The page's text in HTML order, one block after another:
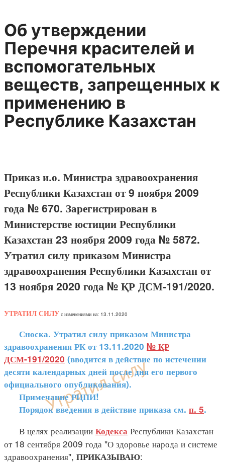
Об утверждении
Перечня красителей и
вспомогательных
веществ, запрещенных к
применению в
Республике Казахстан
Приказ и.о. Министра здравоохранения
Республики Казахстан от 9 ноября 2009
года № 670. Зарегистрирован в
Министерстве юстиции Республики
Казахстан 23 ноября 2009 года № 5872.
Утратил силу приказом Министра
здравоохранения Республики Казахстан от
13 ноября 2020 года № ҚР ДСМ-191/2020.
УТРАТИЛ СИЛУ с изменениями на: 13.11.2020
Сноска. Утратил силу приказом Министра
здравоохранения РК от 13.11.2020 № ҚР
ДСМ-191/2020 (вводится в действие по истечении
десяти календарных дней после дня его первого
официального опубликования).
Примечание РЦПИ!
Порядок введения в действие приказа см. п. 5.
В целях реализации Кодекса Республики Казахстан
от 18 сентября 2009 года "О здоровье народа и системе
здравоохранения", ПРИКАЗЫВАЮ: